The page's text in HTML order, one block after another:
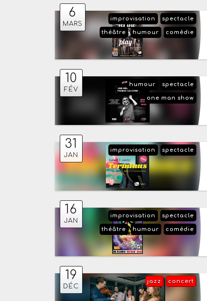
6
MARS
spectacle
improvisation
comédie
humour
théâtre
10
FÉV
spectacle
humour
one man show
31
JAN
spectacle
improvisation
16
JAN
spectacle
improvisation
comédie
humour
théâtre
19
DÉC
concert
jazz